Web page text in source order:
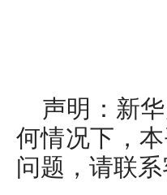
声明：新
何情况下，
问题，请联系